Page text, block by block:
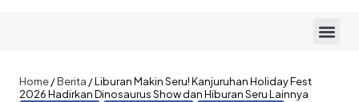
Home/Berita /Liburan Makin Seru! Kanjuruhan Holiday Fest
2026 Hadirkan Dinosaurus Show dan Hiburan Seru Lainnya